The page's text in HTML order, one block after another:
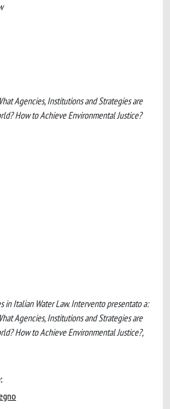
Agencies, Institutions and Strategies are
How to Achieve Environmental Justice?
in Italian Water Law. Intervento presentato a:
Agencies, Institutions and Strategies are
How to Achieve Environmental Justice?,